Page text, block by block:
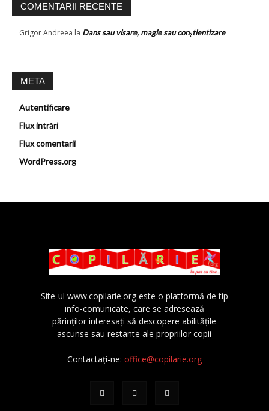
COMENTARII RECENTE
Grigor Andreea la Dans sau visare, magie sau conştientizare
META
Autentificare
Flux intrări
Flux comentarii
WordPress.org
Site-ul www.copilarie.org este o platformă de tip
info-comunicate, care se adresează
părinţilor interesaţi să descopere abilităţile
ascunse sau restante ale propriilor copii
Contactați-ne: office@copilarie.org